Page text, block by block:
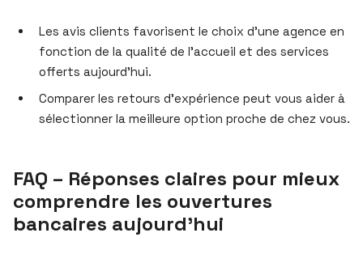
Les avis clients favorisent le choix d’une agence en
fonction de la qualité de l’accueil et des services
offerts aujourd’hui.
Comparer les retours d’expérience peut vous aider à
sélectionner la meilleure option proche de chez vous.
FAQ – Réponses claires pour mieux
comprendre les ouvertures
bancaires aujourd’hui